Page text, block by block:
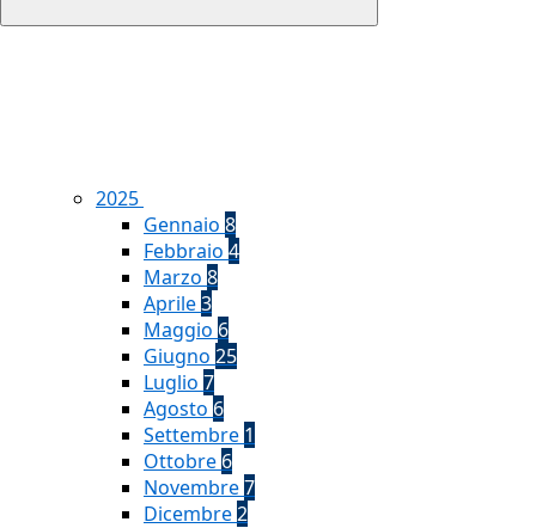
2025
Gennaio 8
Febbraio 4
Marzo 8
Aprile3
Maggio 6
Giugno 25
Luglio 7
Agosto 6
Settembre 1
Ottobre 6
Novembre7
Dicembre2